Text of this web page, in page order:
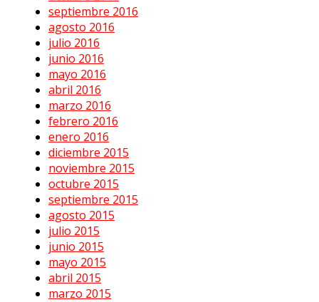
septiembre 2016
agosto 2016
julio 2016
junio 2016
mayo 2016
abril 2016
marzo 2016
febrero 2016
enero 2016
diciembre 2015
noviembre 2015
octubre 2015
septiembre 2015
agosto 2015
julio 2015
junio 2015
mayo 2015
abril 2015
marzo 2015